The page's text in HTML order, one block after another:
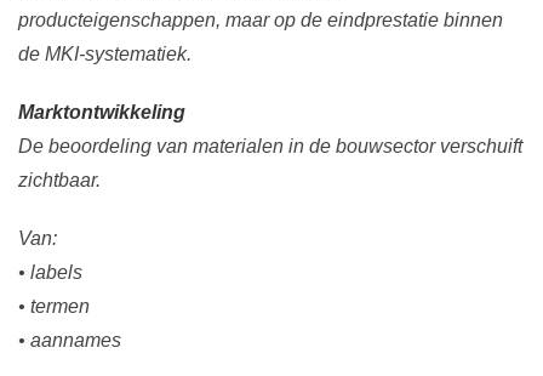
producteigenschappen, maar op de eindprestatie binnen
de MKI-systematiek.
Marktontwikkeling
De beoordeling van materialen in de bouwsector verschuift
zichtbaar.
Van:
• labels
• termen
• aannames